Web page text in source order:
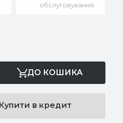
обслуговування.
ДО КОШИКА
Купити в кредит